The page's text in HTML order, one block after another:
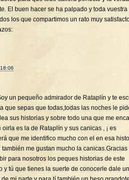
El buen hacer se ha palpado y toda vuestra
los que compartimos un rato muy
un pequeño admirador de Rataplín y te
que sepas que todas,todas las noches le
sus historias y sobre todo una que me
oirla es la de Rataplín y sus canicas , ¡ es
que me identifico mucho con el en esa
me gustan mucho la canicas.Gracias
para nosotros los peques historias de este
y tú que tienes la suerte de conocerle dale un